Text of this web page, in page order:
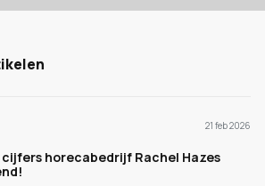
21 feb 2026
horecabedrijf Rachel Hazes